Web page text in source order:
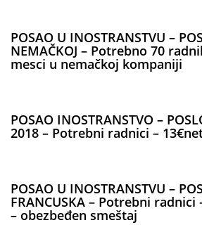
POSAO U INOSTRANSTVU –
NEMAČKOJ – Potrebno 70
mesci u nemačkoj kompaniji
POSAO INOSTRANSTVO –
2018 – Potrebni radnici –
POSAO U INOSTRANSTVU –
FRANCUSKA – Potrebni radnici
– obezbeđen smeštaj